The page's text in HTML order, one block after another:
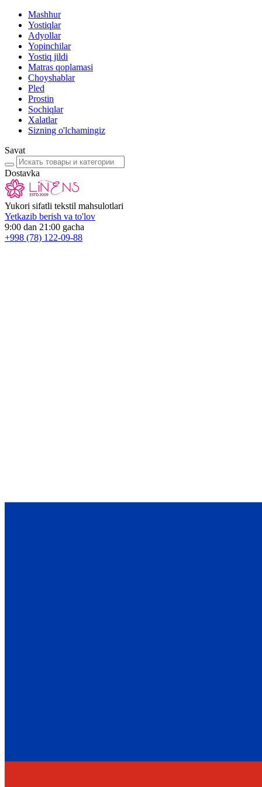
Mashhur
Yostiqlar
Adyollar
Yopinchilar
Yostiq jildi
Matras qoplamasi
Choyshablar
Pled
Prostin
Sochiqlar
Xalatlar
Sizning o'lchamingiz
Savat
Dostavka
Yukori sifatli tekstil mahsulotlari
Yetkazib berish va to'lov
9:00 dan 21:00 gacha
+998 (78) 122-09-88